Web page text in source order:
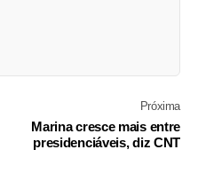
Próxima
Marina cresce mais entre
presidenciáveis, diz CNT